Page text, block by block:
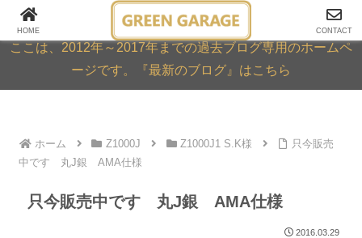
GREEN GARAGE ARCHIVE
ここは、2012年～2017年までの過去ブログ専用のホームペ
ージです。『最新のブログ』はこちら
ホーム Z1000J Z1000J1 S.K様
只今販売
中です 丸J銀 AMA仕様
只今販売中です 丸J銀 AMA仕様
2016.03.29
HOME CONTACT